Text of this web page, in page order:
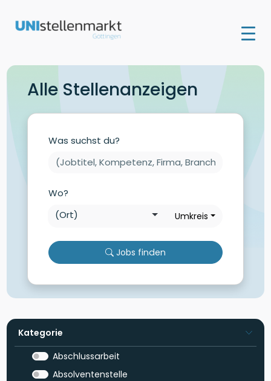
Alle Stellenanzeigen
Was suchst du?
Wo?
Umkreis
Jobs finden
Kategorie
Abschlussarbeit
Absolventenstelle